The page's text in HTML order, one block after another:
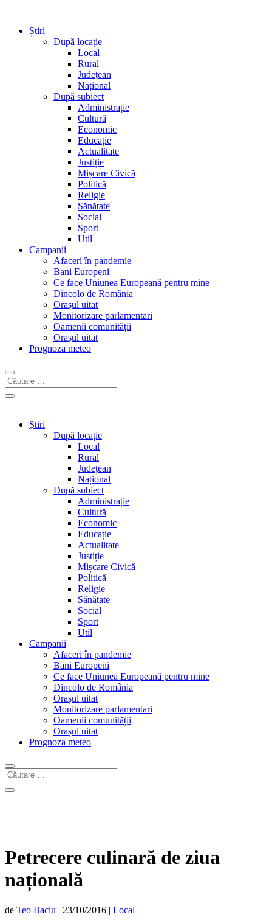
Știri
După locație
Local
Rural
Județean
Național
După subiect
Administrație
Cultură
Economic
Educație
Actualitate
Justiție
Mișcare Civică
Politică
Religie
Sănătate
Social
Sport
Util
Campanii
Afaceri în pandemie
Bani Europeni
Ce face Uniunea Europeană pentru mine
Dincolo de România
Orașul uitat
Monitorizare parlamentari
Oamenii comunității
Orașul uitat
Prognoza meteo
Știri
După locație
Local
Rural
Județean
Național
După subiect
Administrație
Cultură
Economic
Educație
Actualitate
Justiție
Mișcare Civică
Politică
Religie
Sănătate
Social
Sport
Util
Campanii
Afaceri în pandemie
Bani Europeni
Ce face Uniunea Europeană pentru mine
Dincolo de România
Orașul uitat
Monitorizare parlamentari
Oamenii comunității
Orașul uitat
Prognoza meteo
Petrecere culinară de ziua
națională
de Teo Baciu | 23/10/2016 | Local